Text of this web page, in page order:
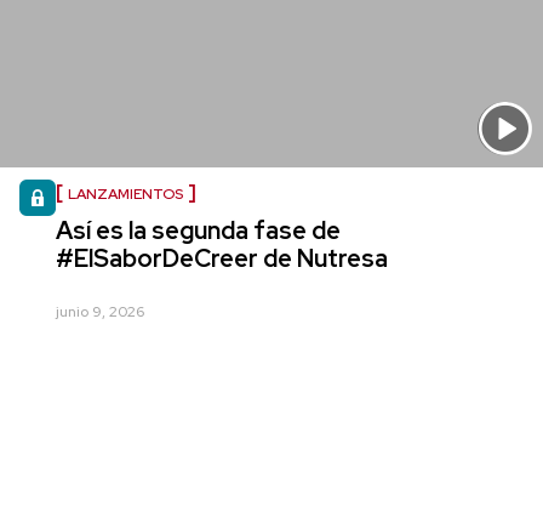
LANZAMIENTOS
Así es la segunda fase de
#ElSaborDeCreer de Nutresa
junio 9, 2026